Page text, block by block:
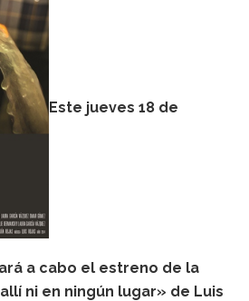
Este jueves 18 de
a cabo el estreno de la
ni en ningún lugar» de Luis